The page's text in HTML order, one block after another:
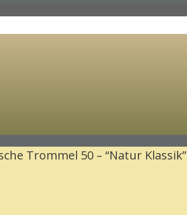
Trommel 50 – “Natur Klassik”